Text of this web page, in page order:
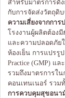
สำหรับมาตรการดั
กับการจัดส่งวัตถุดิ
ความเสี่ยงจากกา
โรงงานผู้ผลิตต้องมี
และความปลอดภัย
ห้องเย็น การแปรรู
Practice (GMP) แล
รวมถึงมาตรการใ
คอนเทนเนอร์ รว
การควบคุมสุขอนา